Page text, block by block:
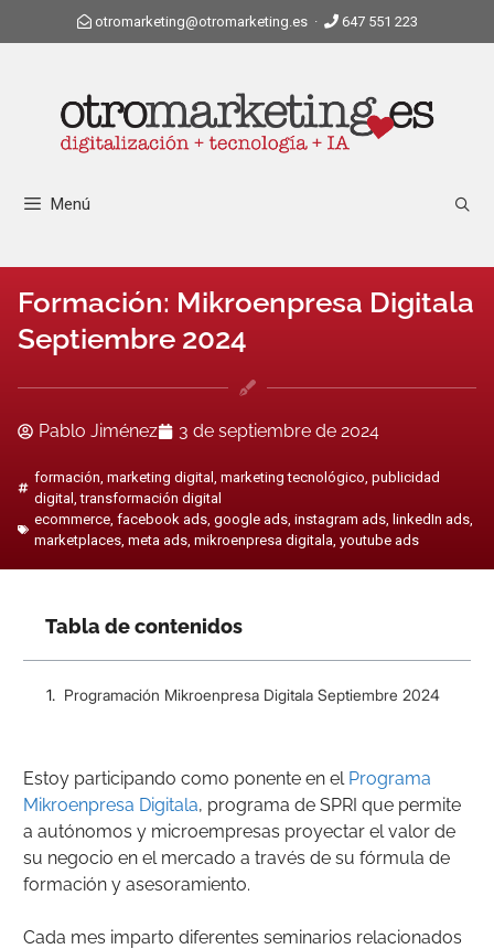
otromarketing@otromarketing.es· 647 551 223
Menú
Formación: Mikroenpresa Digitala
Septiembre 2024
Pablo Jiménez 3 de septiembre de 2024
formación,marketing digital,marketing tecnológico,publicidad
digital,transformación digital
ecommerce,facebook ads,google ads,instagram ads, linkedIn ads,
marketplaces,meta ads,mikroenpresa digitala,youtube ads
Estoy participando como ponente en el Programa
Mikroenpresa Digitala, programa de SPRI que permite
a autónomos y microempresas proyectar el valor de
su negocio en el mercado a través de su fórmula de
formación y asesoramiento.
Cada mes imparto diferentes seminarios relacionados
Tabla de contenidos
Programación Mikroenpresa Digitala Septiembre 2024